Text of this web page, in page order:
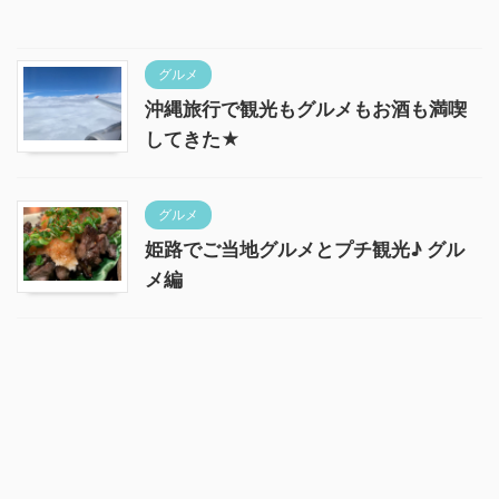
グルメ
沖縄旅行で観光もグルメもお酒も満喫
してきた★
グルメ
姫路でご当地グルメとプチ観光♪ グル
メ編